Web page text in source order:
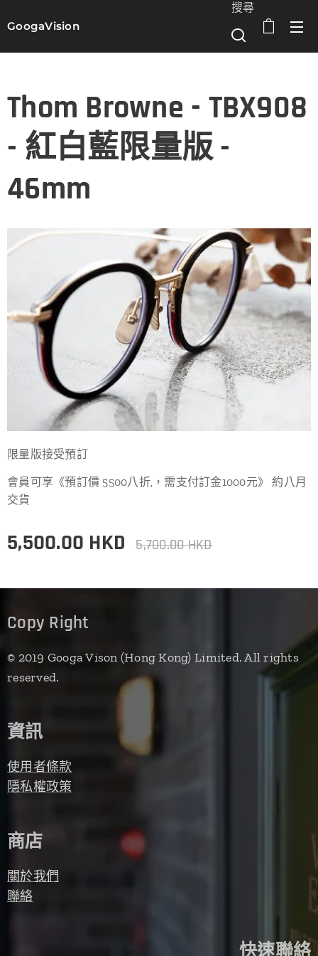
GoogaVision
搜尋
Thom Browne - TBX908
- 紅白藍限量版 -
46mm
限量版接受預訂
會員可享《預訂價 5500八折,，需支付訂金1000元》 約八月
交貨
5,500.00 HKD 5,700.00HKD
Copy Right
© 2019 Googa Vison (Hong Kong) Limited. All rights
reserved.
資訊
使用者條款
隱私權政策
商店
關於我們
聯絡